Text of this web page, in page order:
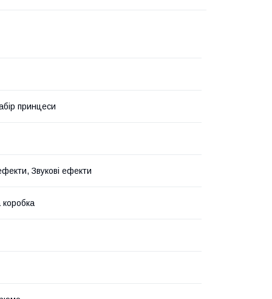
принцеси
Звукові ефекти